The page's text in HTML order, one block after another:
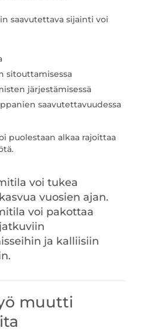
saavutettava sijainti voi
sitouttamisessa
järjestämisessä
saavutettavuudessa
puolestaan alkaa rajoittaa
voi tukea
vuosien ajan.
voi pakottaa
ja kalliisiin
muutti